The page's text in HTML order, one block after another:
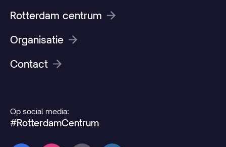
Rotterdam centrum
Organisatie
Contact
Op social media:
#RotterdamCentrum